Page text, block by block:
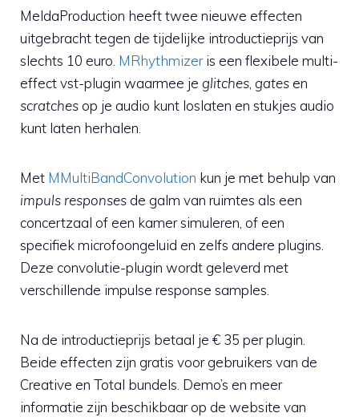
MeldaProduction heeft twee nieuwe effecten
uitgebracht tegen de tijdelijke introductieprijs van
slechts 10 euro. MRhythmizeris een flexibele multi-
effect vst-plugin waarmee je glitches, gatesen
scratchesop je audio kunt loslaten en stukjes audio
kunt laten herhalen.
Met MMultiBandConvolution kun je met behulp van
impuls responsesde galm van ruimtes als een
concertzaal of een kamer simuleren, of een
specifiek microfoongeluid en zelfs andere plugins.
Deze convolutie-plugin wordt geleverd met
verschillende impulse response samples.
Na de introductieprijs betaal je € 35 per plugin.
Beide effecten zijn gratis voor gebruikers van de
Creative en Total bundels. Demo’s en meer
informatie zijn beschikbaar op de website van